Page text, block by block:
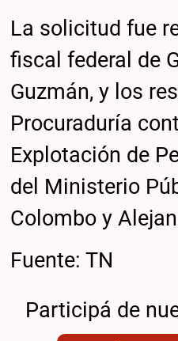
La solicitud fue
fiscal federal de
Guzmán, y los
Procuraduría
Explotación de
del Ministerio
Colombo y
Fuente: TN
Participá de